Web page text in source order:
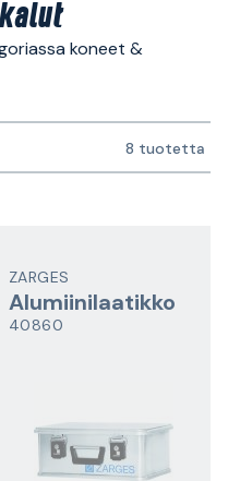
koneet &
8 tuotetta
ZARGES
Alumiinilaatikko
40860